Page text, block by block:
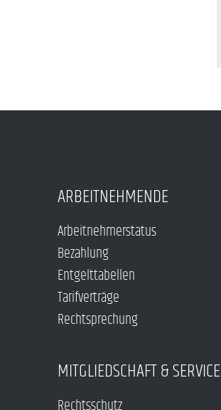
ARBEITNEHMENDE
Arbeitnehmerstatus
Bezahlung
Entgelttabellen
Tarifverträge
Rechtsprechung
MITGLIEDSCHAFT & SERVICE